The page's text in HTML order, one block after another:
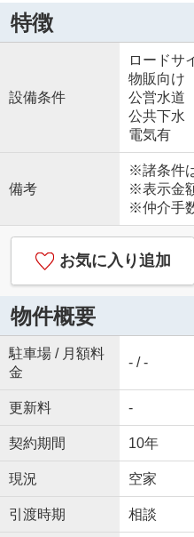
特徴
設備条件
ロードサ
物販向け
公営水道
公共下水
電気有
備考
※諸条件
※表示金
※仲介手
お気に入り追加
物件概要
駐車場 / 月額料
金
- / -
更新料 -
契約期間 10年
現況 空家
引渡時期 相談